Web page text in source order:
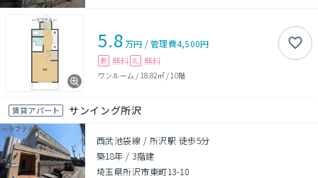
5.8万円 /管理費4,500円
敷 無料 礼 無料
ワンルーム / 18.82㎡/ 10階
賃貸アパート サンイング所沢
西武池袋線 / 所沢駅 徒歩5分
築18年 / 3階建
埼玉県所沢市東町13-10